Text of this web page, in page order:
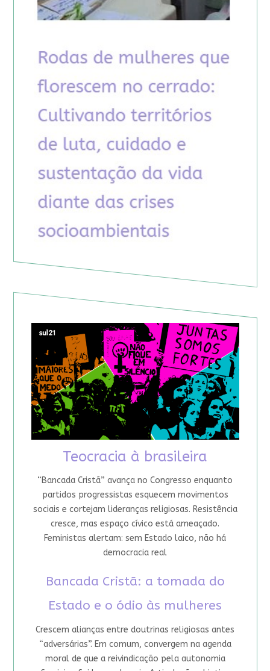
Teocracia à brasileira
“Bancada Cristã” avança no Congresso enquanto
partidos progressistas esquecem movimentos
sociais e cortejam lideranças religiosas. Resistência
cresce, mas espaço cívico está ameaçado.
Feministas alertam: sem Estado laico, não há
democracia real
Bancada Cristã: a tomada do
Estado e o ódio às mulheres
Crescem alianças entre doutrinas religiosas antes
“adversárias”. Em comum, convergem na agenda
moral de que a reivindicação pela autonomia